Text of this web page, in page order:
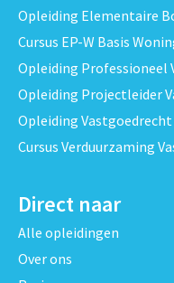
Opleiding Elementaire
Cursus EP-W Basis
Opleiding Professioneel
Opleiding Projectleider
Opleiding
Cursus Verduurzaming
Direct naar
Alle opleidingen
Over ons